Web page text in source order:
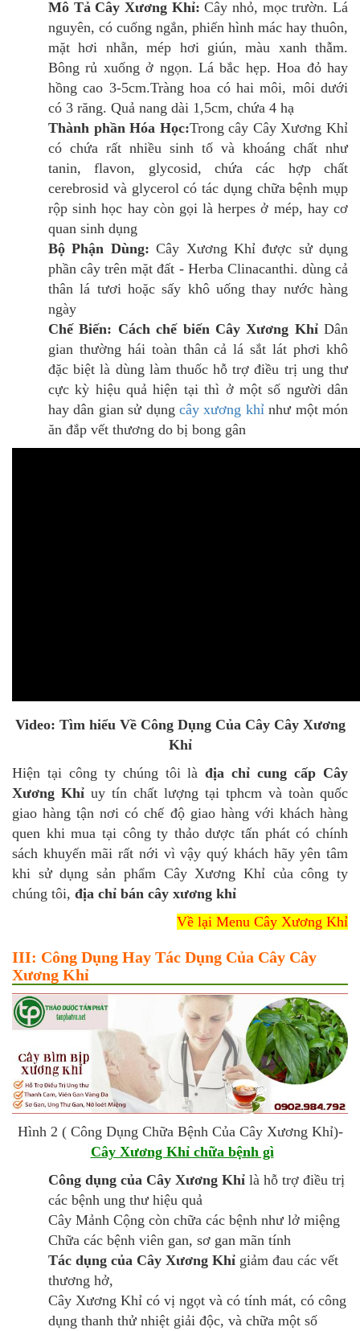
Mô Tả Cây Xương Khỉ:Cây nhỏ, mọc trườn. Lá
nguyên, có cuống ngắn, phiến hình mác hay thuôn,
mặt hơi nhẵn, mép hơi giún, màu xanh thẫm.
Bông rủ xuống ở ngọn. Lá bắc hẹp. Hoa đỏ hay
hồng cao 3-5cm.Tràng hoa có hai môi, môi dưới
có 3 răng. Quả nang dài 1,5cm, chứa 4 hạ
Thành phần Hóa Học:Trong cây Cây Xương Khỉ
có chứa rất nhiều sinh tố và khoáng chất như
tanin, flavon, glycosid, chứa các hợp chất
cerebrosid và glycerol có tác dụng chữa bệnh mụp
rộp sinh học hay còn gọi là herpes ở mép, hay cơ
quan sinh dụng
Bộ Phận Dùng:Cây Xương Khỉ được sử dụng
phần cây trên mặt đất - Herba Clinacanthi. dùng cả
thân lá tươi hoặc sấy khô uống thay nước hàng
ngày
Chế Biến: Cách chế biến Cây Xương KhỉDân
gian thường hái toàn thân cả lá sắt lát phơi khô
đặc biệt là dùng làm thuốc hỗ trợ điều trị ung thư
cực kỳ hiệu quả hiện tại thì ở một số người dân
hay dân gian sử dụng cây xương khỉnhư một món
ăn đắp vết thương do bị bong gân
Video: Tìm hiểu Về Công Dụng Của Cây Cây Xương
Khỉ
Hiện tại công ty chúng tôi làđịa chỉ cung cấp Cây
Xương Khỉ uy tín chất lượng tại tphcm và toàn quốc
giao hàng tận nơi có chế độ giao hàng với khách hàng
quen khi mua tại công ty thảo dược tấn phát có chính
sách khuyến mãi rất nới vì vậy quý khách hãy yên tâm
khi sử dụng sản phẩm Cây Xương Khỉ của công ty
chúng tôi, địa chỉ bán cây xương khỉ
Về lại Menu Cây Xương Khỉ
III: Công Dụng Hay Tác Dụng Của Cây Cây
Xương Khỉ
Hình 2 ( Công Dụng Chữa Bệnh Của Cây Xương Khỉ)-
Cây Xương Khỉ chữa bệnh gì
Công dụng của Cây Xương Khỉ là hỗ trợ điều trị
các bệnh ung thư hiệu quả
Cây Mảnh Cộng còn chữa các bệnh như lở miệng
Chữa các bệnh viên gan, sơ gan mãn tính
Tác dụng của Cây Xương Khỉ giảm đau các vết
thương hở,
Cây Xương Khỉ có vị ngọt và có tính mát, có công
dụng thanh thử nhiệt giải độc, và chữa một số